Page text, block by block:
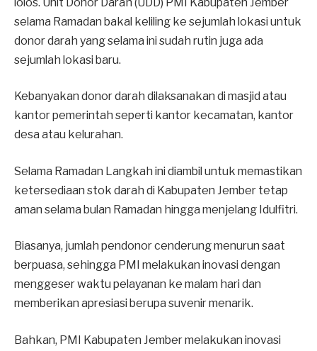
selama Ramadan bakal keliling ke sejumlah lokasi untuk
donor darah yang selama ini sudah rutin juga ada
sejumlah lokasi baru.
Kebanyakan donor darah dilaksanakan di masjid atau
kantor pemerintah seperti kantor kecamatan, kantor
desa atau kelurahan.
Selama Ramadan Langkah ini diambil untuk memastikan
ketersediaan stok darah di Kabupaten Jember tetap
aman selama bulan Ramadan hingga menjelang Idulfitri.
Biasanya, jumlah pendonor cenderung menurun saat
berpuasa, sehingga PMI melakukan inovasi dengan
menggeser waktu pelayanan ke malam hari dan
memberikan apresiasi berupa suvenir menarik.
Bahkan, PMI Kabupaten Jember melakukan inovasi